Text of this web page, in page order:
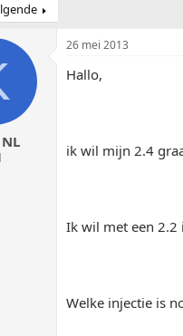
a
r
t
m
26 mei 2013
Hallo,
ik wil mijn 2.4
Ik wil met een 2.2
Welke injectie is